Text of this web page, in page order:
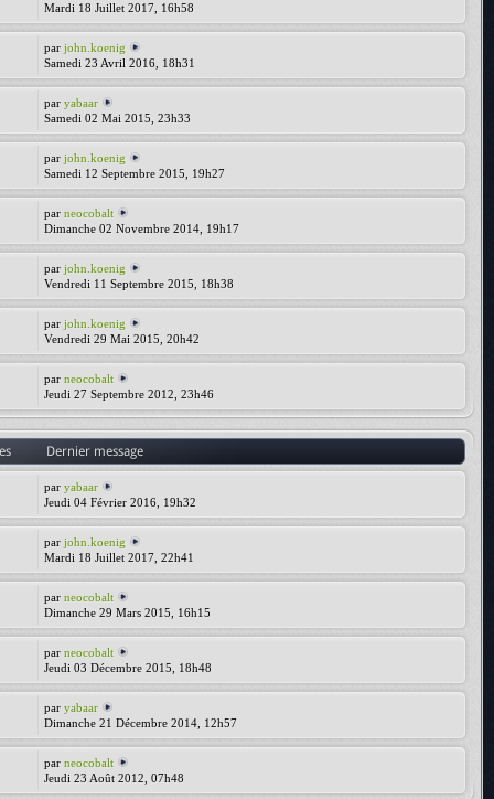
Mardi 18 Juillet 2017, 16h58
parjohn.koenig
Samedi 23 Avril 2016, 18h31
paryabaar
Samedi 02 Mai 2015, 23h33
parjohn.koenig
Samedi 12 Septembre 2015, 19h27
parneocobalt
Dimanche 02 Novembre 2014, 19h17
parjohn.koenig
Vendredi 11 Septembre 2015, 18h38
parjohn.koenig
Vendredi 29 Mai 2015, 20h42
parneocobalt
Jeudi 27 Septembre 2012, 23h46
Dernier message
paryabaar
Jeudi 04 Février 2016, 19h32
parjohn.koenig
Mardi 18 Juillet 2017, 22h41
parneocobalt
Dimanche 29 Mars 2015, 16h15
parneocobalt
Jeudi 03 Décembre 2015, 18h48
paryabaar
Dimanche 21 Décembre 2014, 12h57
parneocobalt
Jeudi 23 Août 2012, 07h48